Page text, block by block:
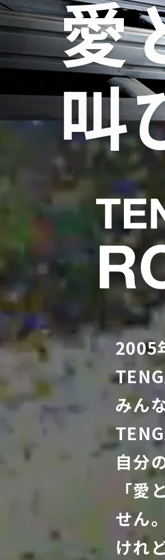
愛
叫
2005
みん
⾃分
「
せん。
けれ